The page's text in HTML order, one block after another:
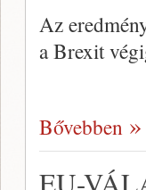
Az
a Brexit
Bővebben